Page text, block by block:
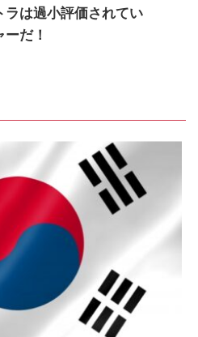
ラは過小評価されてい
だ！